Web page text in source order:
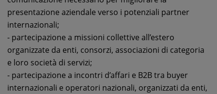
presentazione aziendale verso i potenziali partner
internazionali;
- partecipazione a missioni collettive all’estero
organizzate da enti, consorzi, associazioni di categoria
e loro società di servizi;
- partecipazione a incontri d’affari e B2B tra buyer
internazionali e operatori nazionali, organizzati da enti,